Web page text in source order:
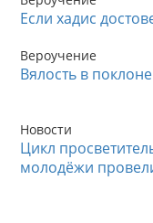
Если хадис
Вероучение
Вялость в
Новости
Цикл
молодёжи